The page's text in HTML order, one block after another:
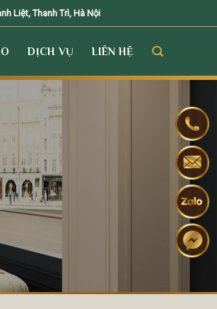
Liệt, Thanh Trì, Hà Nội
DỊCH VỤ LIÊN HỆ